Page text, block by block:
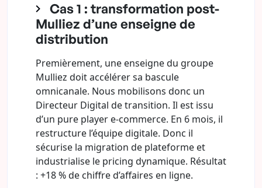
Cas 1 : transformation post-
Mulliez d’une enseigne de
distribution
Premièrement, une enseigne du groupe
Mulliez doit accélérer sa bascule
omnicanale. Nous mobilisons donc un
Directeur Digital de transition. Il est issu
d’un pure player e-commerce. En 6 mois, il
restructure l’équipe digitale. Donc il
sécurise la migration de plateforme et
industrialise le pricing dynamique. Résultat
: +18 % de chiffre d’affaires en ligne.